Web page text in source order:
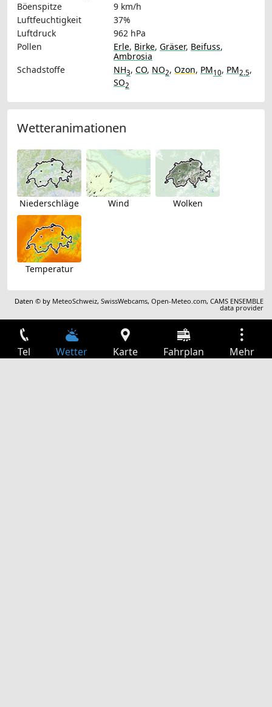
Böenspitze
9 km/h
Luftfeuchtigkeit
37%
Luftdruck
962 hPa
Pollen
Erle, Birke, Gräser, Beifuss,
Ambrosia
Schadstoffe
NH3, CO, NO2, Ozon, PM10, PM2.5,
SO2
Wetteranimationen
Niederschläge Wind Wolken
Temperatur
Daten © by MeteoSchweiz,SwissWebcams,Open-Meteo.com,CAMS ENSEMBLE
data provider
Tel Wetter Karte Fahrplan Mehr